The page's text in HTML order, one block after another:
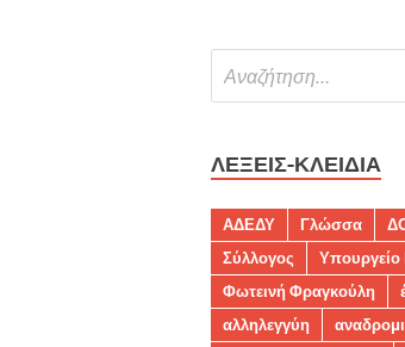
ΛΈΞΕΙΣ-ΚΛΕΙΔΙΆ
ΑΔΕΔΥ Γλώσσα
Σύλλογος
Υπουργείο
Φωτεινή Φραγκούλη
αλληλεγγύη